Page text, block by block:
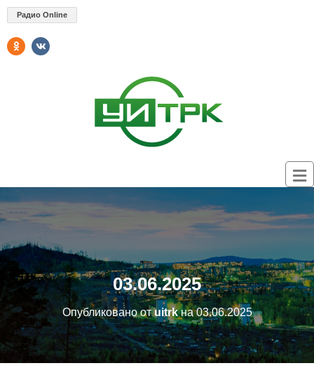
Радио Online
03.06.2025
Опубликовано отuitrkна03.06.2025